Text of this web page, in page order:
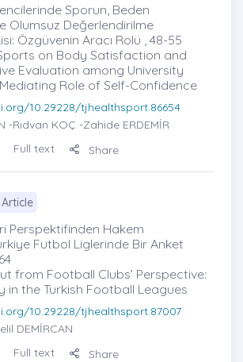
Sporun, Beden
Olumsuz Değerlendirilme
Özgüvenin Aracı Rolü , 48-55
on Body Satisfaction and
Evaluation among University
Role of Self-Confidence
10.29228/tjhealthsport.86654
-Rıdvan KOÇ -Zahide ERDEMİR
Full text Share
Perspektifinden Hakem
Futbol Liglerinde Bir Anket
from Football Clubs’ Perspective:
in the Turkish Football Leagues
10.29228/tjhealthsport.87007
DEMİRCAN
Full text Share